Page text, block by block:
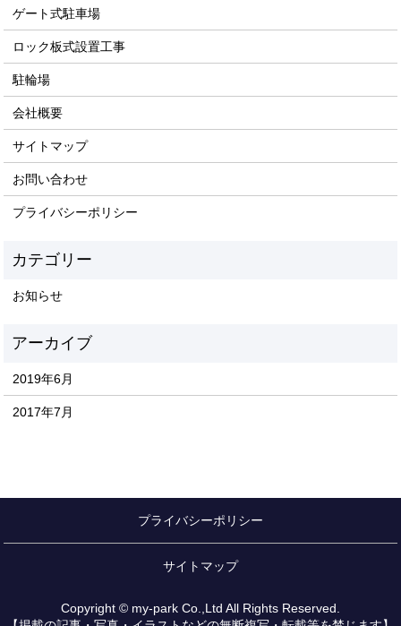
ゲート式駐車場
ロック板式設置工事
駐輪場
会社概要
サイトマップ
お問い合わせ
プライバシーポリシー
お知らせ
2019年6月
2017年7月
プライバシーポリシー
サイトマップ
Copyright © my-park Co.,Ltd All Rights Reserved.